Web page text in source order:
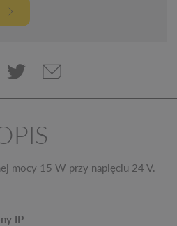
mocy 15 W przy napięciu 24 V.
IP